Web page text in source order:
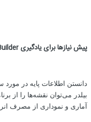
پیش نیازها برای یادگیری DesignBuilder
دانستن اطلاعات پایه در
بیلدر می‌توان نقشه‌ها را از
آماری و نموداری از مصرف